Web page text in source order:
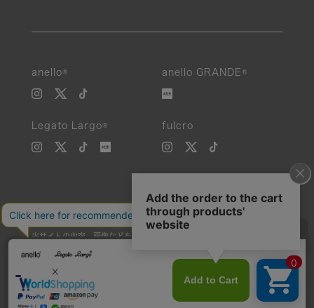
anello® anello GRANDE®
Legato Largo® fulcro
当サイトの内容、画像などを無断で複製、転載、第三者への譲渡などを
Unauthorized reproduction, duplication, or redistribution of any
images or content from this website is strictly prohibited.